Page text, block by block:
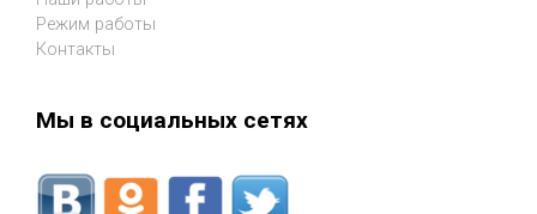
Режим работы
Контакты
Мы в социальных сетях